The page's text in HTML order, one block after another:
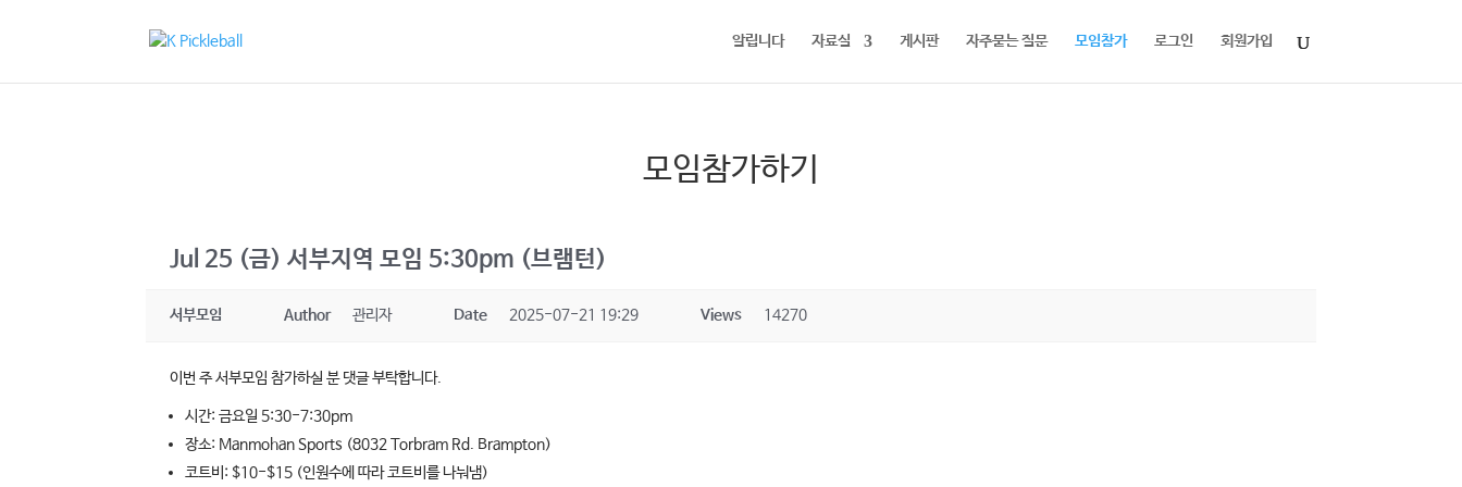
알립니다 자료실 게시판 자주묻는 질문 모임참가 로그인 회원가입
모임참가하기
Jul 25 (금) 서부지역 모임 5:30pm (브램턴)
서부모임 Author 관리자 Date 2025-07-21 19:29 Views 14270
이번 주 서부모임 참가하실 분 댓글 부탁합니다.
시간: 금요일 5:30-7:30pm
장소: Manmohan Sports (8032 Torbram Rd. Brampton)
코트비: $10-$15 (인원수에 따라 코트비를 나눠냄)